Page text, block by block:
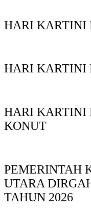
HARI KARTINI
HARI KARTINI
HARI KARTINI
KONUT
PEMERINTAH
UTARA
TAHUN 2026